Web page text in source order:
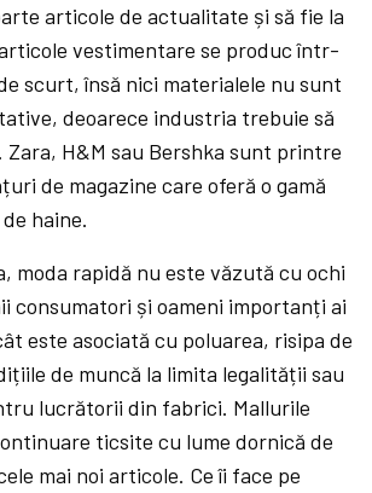
articole de actualitate și să fie la
vestimentare se produc într-
scurt, însă nici materialele nu sunt
deoarece industria trebuie să
H&M sau Bershka sunt printre
de magazine care oferă o gamă
haine.
moda rapidă nu este văzută cu ochi
consumatori și oameni importanți ai
este asociată cu poluarea, risipa de
de muncă la limita legalității sau
lucrătorii din fabrici. Mallurile
ticsite cu lume dornică de
mai noi articole. Ce îi face pe